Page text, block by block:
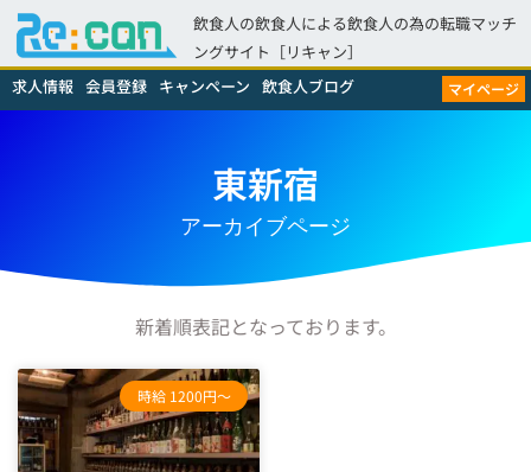
飲食人の飲食人による飲食人の為の転職マッチ
ングサイト［リキャン］
求人情報 会員登録 キャンペーン 飲食人ブログ マイページ
東新宿
アーカイブページ
新着順表記となっております。
時給 1200円～